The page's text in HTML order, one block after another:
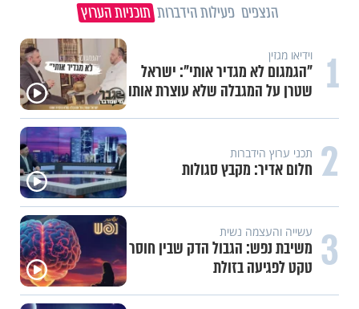
הנצפים פעילות הידברות תוכניות הערוץ
1 וידיאו מגזין
"הגמגום לא מגדיר אותי": ישראל
שטרן על המגבלה שלא עוצרת אותו
2 תכני ערוץ הידברות
חלום אדיר: מקבץ סגולות
3 עשייה והעצמה נשית
משיבת נפש: הגבול הדק שבין חוסר
טקט לפגיעה בזולת